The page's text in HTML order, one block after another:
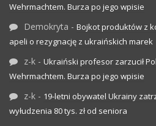
Wehrmachtem. Burza po jego wpisie
Demokryta - Bojkot produktów z
apeli o rezygnację z ukraińskich marek
z-k - Ukraiński profesor zarzucił
Wehrmachtem. Burza po jego wpisie
z-k - 19-letni obywatel Ukrainy
wyłudzenia 80 tys. zł od seniora